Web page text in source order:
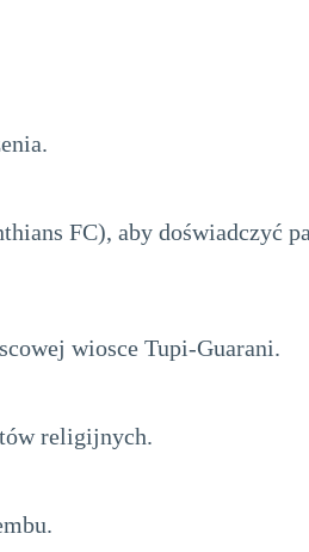
FC), aby doświadczyć
wiosce Tupi-Guarani.
religijnych.